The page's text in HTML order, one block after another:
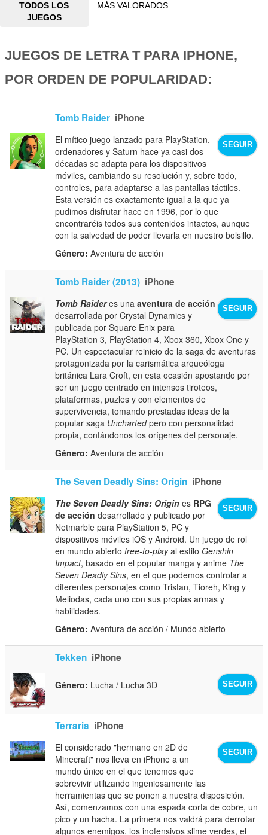
TODOS LOS
JUEGOS
MÁS VALORADOS
JUEGOS DE LETRA T PARA IPHONE,
POR ORDEN DE POPULARIDAD:
Tomb Raider iPhone
SEGUIR
El mítico juego lanzado para PlayStation,
ordenadores y Saturn hace ya casi dos
décadas se adapta para los dispositivos
móviles, cambiando su resolución y, sobre todo,
controles, para adaptarse a las pantallas táctiles.
Esta versión es exactamente igual a la que ya
pudimos disfrutar hace en 1996, por lo que
encontraréis todos sus contenidos intactos, aunque
con la salvedad de poder llevarla en nuestro bolsillo.
Género: Aventura de acción
Tomb Raider (2013) iPhone
SEGUIR
Tomb Raideres unaaventura de acción
desarrollada por Crystal Dynamics y
publicada por Square Enix para
PlayStation 3, PlayStation 4, Xbox 360, Xbox One y
PC. Un espectacular reinicio de la saga de aventuras
protagonizada por la carismática arqueóloga
británica Lara Croft, en esta ocasión apostando por
ser un juego centrado en intensos tiroteos,
plataformas, puzles y con elementos de
supervivencia, tomando prestadas ideas de la
popular saga Unchartedpero con personalidad
propia, contándonos los orígenes del personaje.
Género: Aventura de acción
The Seven Deadly Sins: Origin iPhone
SEGUIR
The Seven Deadly Sins: Origin es RPG
de acción desarrollado y publicado por
Netmarble para PlayStation 5, PC y
dispositivos móviles iOS y Android. Un juego de rol
en mundo abiertofree-to-playal estiloGenshin
Impact, basado en el popular manga y anime The
Seven Deadly Sins, en el que podemos controlar a
diferentes personajes como Tristan, Tioreh, King y
Meliodas, cada uno con sus propias armas y
habilidades.
Género: Aventura de acción / Mundo abierto
Tekken iPhone
SEGUIR
Género: Lucha / Lucha 3D
Terraria iPhone
SEGUIR
El considerado "hermano en 2D de
Minecraft" nos lleva en iPhone a un
mundo único en el que tenemos que
sobrevivir utilizando ingeniosamente las
herramientas que se ponen a nuestra disposición.
Así, comenzamos con una espada corta de cobre, un
pico y un hacha. La primera nos valdrá para derrotar
algunos enemigos, los inofensivos slime verdes, el